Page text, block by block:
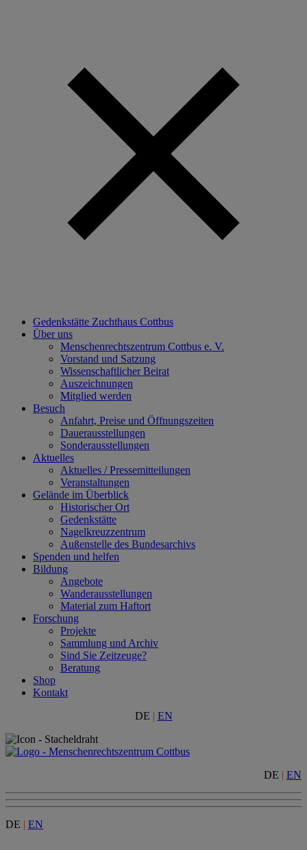
Gedenkstätte Zuchthaus Cottbus
Über uns
Menschenrechtszentrum Cottbus e. V.
Vorstand und Satzung
Wissenschaftlicher Beirat
Auszeichnungen
Mitglied werden
Besuch
Anfahrt, Preise und Öffnungszeiten
Dauerausstellungen
Sonderausstellungen
Aktuelles
Aktuelles / Pressemitteilungen
Veranstaltungen
Gelände im Überblick
Historischer Ort
Gedenkstätte
Nagelkreuzzentrum
Außenstelle des Bundesarchivs
Spenden und helfen
Bildung
Angebote
Wanderausstellungen
Material zum Haftort
Forschung
Projekte
Sammlung und Archiv
Sind Sie Zeitzeuge?
Beratung
Shop
Kontakt
DE | EN
DE | EN
DE | EN